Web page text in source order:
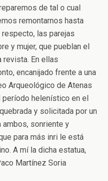
de tal o cual
remontarnos hasta
las parejas
y mujer, que pueblan el
revista. En ellas
encanijado frente a una
Arqueológico de Atenas
período helenístico en el
y solicitada por un
ambos, sonriente y
para más inri le está
A mí la dicha estatua,
Martínez Soria